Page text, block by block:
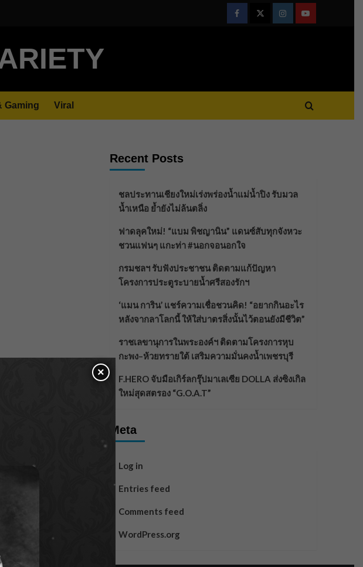
FacebookTwitterInstagramYoutube
Gaming Viral
Recent Posts
ชลประทานเชียงใหม่เร่งพร่องน้ำแม่น้ำปิง รับมวล
น้ำเหนือ ย้ำยังไม่ล้นตลิ่ง
ฟาดลุคใหม่! “แบม พิชญานิน” แดนซ์สับทุกจังหวะ
ชวนแฟนๆ แกะท่า #นอกจอนอกใจ
กรมชลฯ รับฟังประชาชน ติดตามแก้ปัญหา
โครงการประตูระบายน้ำศรีสองรักฯ
‘แมน การิน’ แชร์ความเชื่อชวนคิด! “อยากกินอะไร
หลังจากลาโลกนี้ ให้ใส่บาตรสิ่งนั้นไว้ตอนยังมีชีวิต”
ราชเลขานุการในพระองค์ฯ ติดตามโครงการหุบ
กะพง–ห้วยทรายใต้ เสริมความมั่นคงน้ำเพชรบุรี
F.HERO จับมือเกิร์ลกรุ๊ปมาเลเซีย DOLLA ส่งซิงเกิล
ใหม่สุดสตรอง “G.O.A.T”
Meta
Log in
Entries feed
Comments feed
WordPress.org
×